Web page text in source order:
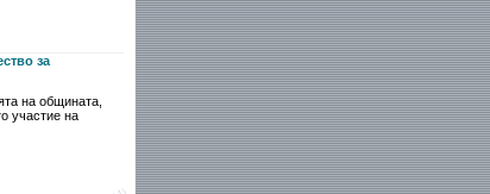
за
на общината,
участие на